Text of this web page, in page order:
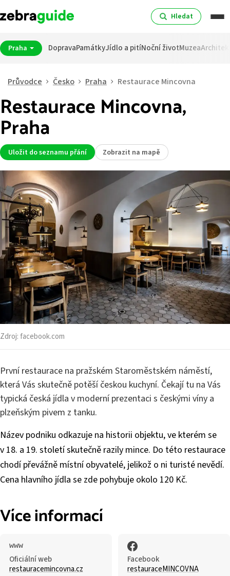
Hledat
Praha DopravaPamátkyJídlo a pitíNoční životMuzea
Průvodce Česko Praha Restaurace Mincovna
Restaurace Mincovna,
Praha
Uložit do seznamu přání Zobrazit na mapě
Zdroj:facebook.com
První restaurace na pražském Staroměstském náměstí,
která Vás skutečně potěší českou kuchyní. Čekají tu na Vás
typická česká jídla v moderní prezentaci s českými víny a
plzeňským pivem z tanku.
Název podniku odkazuje na historii objektu, ve kterém se
v 18. a 19. století skutečně razily mince. Do této restaurace
chodí převážně místní obyvatelé, jelikož o ni turisté nevědí.
Cena hlavního jídla se zde pohybuje okolo 120 Kč.
Více informací
Oficiální web
restauracemincovna.cz
Facebook
restauraceMINCOVNA